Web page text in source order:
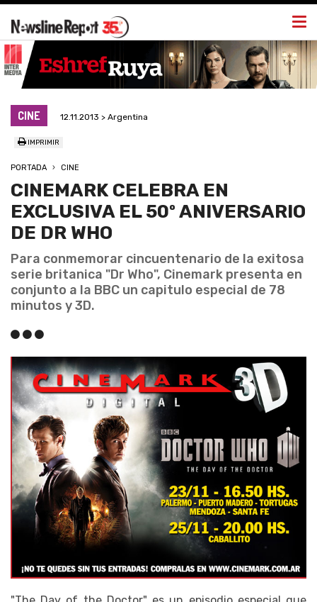
CINE 12.11.2013 > Argentina
IMPRIMIR
PORTADA CINE
CINEMARK CELEBRA EN
EXCLUSIVA EL 50º ANIVERSARIO
DE DR WHO
Para conmemorar cincuentenario de la exitosa
serie britanica "Dr Who", Cinemark presenta en
conjunto a la BBC un capitulo especial de 78
minutos y 3D.